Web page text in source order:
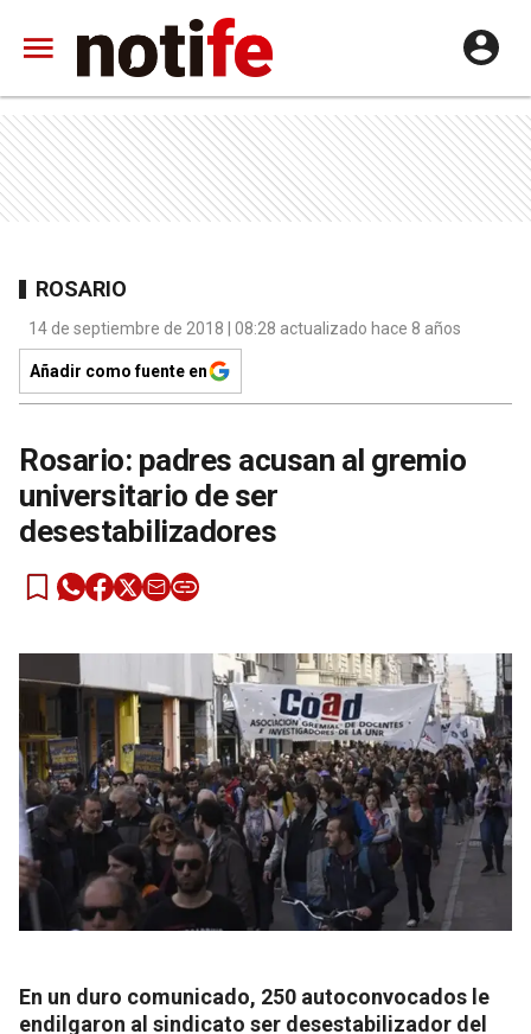
ROSARIO
14 de septiembre de 2018 | 08:28 actualizado hace 8 años
Añadir como fuente en
Rosario: padres acusan al gremio
universitario de ser
desestabilizadores
En un duro comunicado, 250 autoconvocados le
endilgaron al sindicato ser desestabilizador del